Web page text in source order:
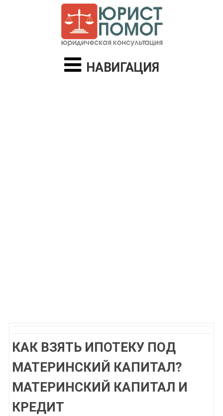
НАВИГАЦИЯ
КАК ВЗЯТЬ ИПОТЕКУ ПОД
МАТЕРИНСКИЙ КАПИТАЛ?
МАТЕРИНСКИЙ КАПИТАЛ И
КРЕДИТ